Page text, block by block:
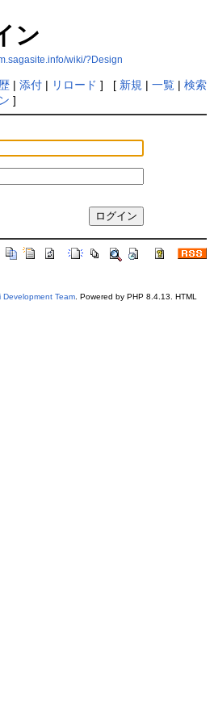
ン
wiki/?Design
| 添付| リロード ] [ 新規 | 一覧| 検索
]
Development Team. Powered by PHP 8.4.13. HTML